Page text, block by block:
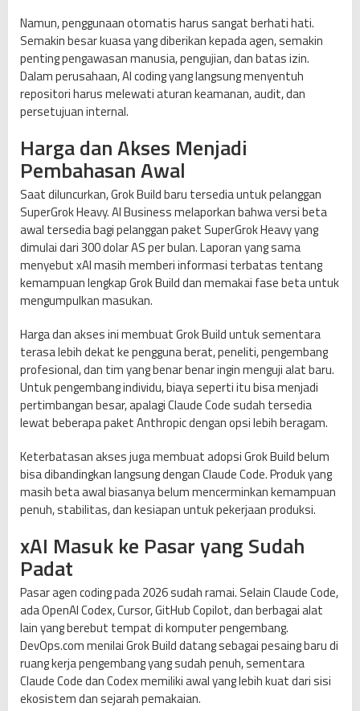
Namun, penggunaan otomatis harus sangat berhati hati.
Semakin besar kuasa yang diberikan kepada agen, semakin
penting pengawasan manusia, pengujian, dan batas izin.
Dalam perusahaan, AI coding yang langsung menyentuh
repositori harus melewati aturan keamanan, audit, dan
persetujuan internal.
Harga dan Akses Menjadi
Pembahasan Awal
Saat diluncurkan, Grok Build baru tersedia untuk pelanggan
SuperGrok Heavy. AI Business melaporkan bahwa versi beta
awal tersedia bagi pelanggan paket SuperGrok Heavy yang
dimulai dari 300 dolar AS per bulan. Laporan yang sama
menyebut xAI masih memberi informasi terbatas tentang
kemampuan lengkap Grok Build dan memakai fase beta untuk
mengumpulkan masukan.
Harga dan akses ini membuat Grok Build untuk sementara
terasa lebih dekat ke pengguna berat, peneliti, pengembang
profesional, dan tim yang benar benar ingin menguji alat baru.
Untuk pengembang individu, biaya seperti itu bisa menjadi
pertimbangan besar, apalagi Claude Code sudah tersedia
lewat beberapa paket Anthropic dengan opsi lebih beragam.
Keterbatasan akses juga membuat adopsi Grok Build belum
bisa dibandingkan langsung dengan Claude Code. Produk yang
masih beta awal biasanya belum mencerminkan kemampuan
penuh, stabilitas, dan kesiapan untuk pekerjaan produksi.
xAI Masuk ke Pasar yang Sudah
Padat
Pasar agen coding pada 2026 sudah ramai. Selain Claude Code,
ada OpenAI Codex, Cursor, GitHub Copilot, dan berbagai alat
lain yang berebut tempat di komputer pengembang.
DevOps.com menilai Grok Build datang sebagai pesaing baru di
ruang kerja pengembang yang sudah penuh, sementara
Claude Code dan Codex memiliki awal yang lebih kuat dari sisi
ekosistem dan sejarah pemakaian.